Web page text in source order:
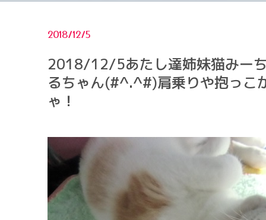
2018/12/5
2018/12/5あたし達姉妹猫みー
るちゃん(#^.^#)肩乗りや抱っこ
ゃ！